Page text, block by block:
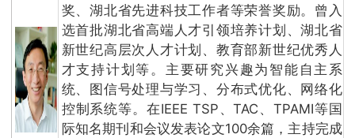
奖、湖北省先进科技工作者等荣誉奖励。曾入
选首批湖北省高端人才引领培养计划、湖北省
新世纪高层次人才计划、教育部新世纪优秀人
才支持计划等。主要研究兴趣为智能自主系
统、图信号处理与学习、分布式优化、网络化
控制系统等。在IEEE TSP、TAC、TPAMI等国
际知名期刊和会议发表论文100余篇，主持完成